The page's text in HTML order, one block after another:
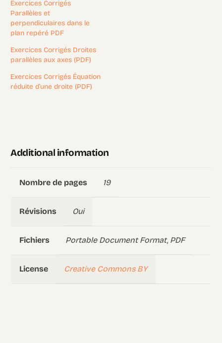
Exercices Corrigés
Parallèles et
perpendiculaires dans le
plan repéré PDF
Exercices Corrigés Droites
parallèles aux axes (PDF)
Exercices Corrigés Équation
réduite d’une droite (PDF)
Additional information
Nombre de pages 19
Révisions Oui
Fichiers Portable Document Format, PDF
License Creative Commons BY